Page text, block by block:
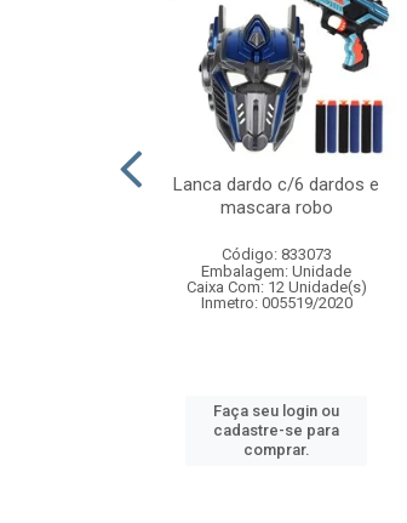
Lanca dardo c/6 dardos e
mascara robo
Código: 833073
Embalagem: Unidade
Caixa Com: 12 Unidade(s)
Inmetro: 005519/2020
Faça seu login ou
cadastre-se para
comprar.